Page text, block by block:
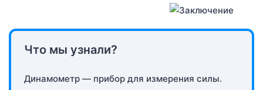
Что мы узнали?
Динамометр — прибор для измерения силы.